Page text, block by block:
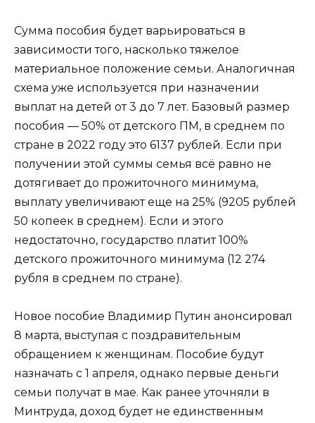
Сумма пособия будет варьироваться в
зависимости того, насколько тяжелое
материальное положение семьи. Аналогичная
схема уже используется при назначении
выплат на детей от 3 до 7 лет. Базовый размер
пособия — 50% от детского ПМ, в среднем по
стране в 2022 году это 6137 рублей. Если при
получении этой суммы семья всё равно не
дотягивает до прожиточного минимума,
выплату увеличивают еще на 25% (9205 рублей
50 копеек в среднем). Если и этого
недостаточно, государство платит 100%
детского прожиточного минимума (12 274
рубля в среднем по стране).
Новое пособие Владимир Путин анонсировал
8 марта, выступая с поздравительным
обращением к женщинам. Пособие будут
назначать с 1 апреля, однако первые деньги
семьи получат в мае. Как ранее уточняли в
Минтруда, доход будет не единственным